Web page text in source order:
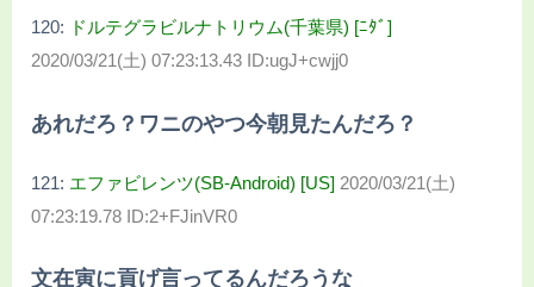
120: ドルテグラビルナトリウム(千葉県) [ﾆﾀﾞ]
2020/03/21(土) 07:23:13.43 ID:ugJ+cwjj0
あれだろ？ワニのやつ今朝見たんだろ？
121: エファビレンツ(SB-Android) [US] 2020/03/21(土)
07:23:19.78 ID:2+FJinVR0
文在寅に貢げ言ってるんだろうな